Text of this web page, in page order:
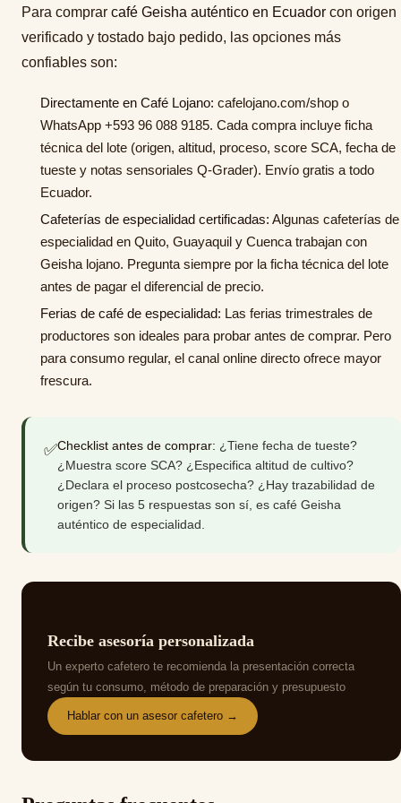
Para comprar café Geisha auténtico en Ecuador con origen
verificado y tostado bajo pedido, las opciones más
confiables son:
Directamente en Café Lojano: cafelojano.com/shop o
WhatsApp +593 96 088 9185. Cada compra incluye ficha
técnica del lote (origen, altitud, proceso, score SCA, fecha de
tueste y notas sensoriales Q-Grader). Envío gratis a todo
Ecuador.
Cafeterías de especialidad certificadas: Algunas cafeterías de
especialidad en Quito, Guayaquil y Cuenca trabajan con
Geisha lojano. Pregunta siempre por la ficha técnica del lote
antes de pagar el diferencial de precio.
Ferias de café de especialidad: Las ferias trimestrales de
productores son ideales para probar antes de comprar. Pero
para consumo regular, el canal online directo ofrece mayor
frescura.
✅Checklist antes de comprar: ¿Tiene fecha de tueste?
¿Muestra score SCA? ¿Especifica altitud de cultivo?
¿Declara el proceso postcosecha? ¿Hay trazabilidad de
origen? Si las 5 respuestas son sí, es café Geisha
auténtico de especialidad.
Recibe asesoría personalizada
Un experto cafetero te recomienda la presentación correcta
según tu consumo, método de preparación y presupuesto
Hablar con un asesor cafetero →